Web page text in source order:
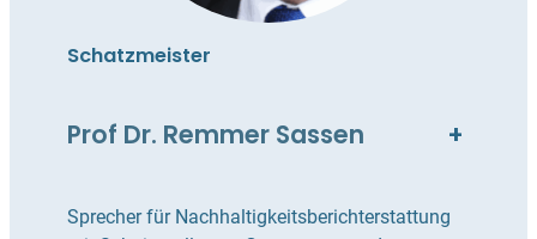
Schatzmeister
Prof Dr. Remmer Sassen +
Sprecher für Nachhaltigkeitsberichterstattung